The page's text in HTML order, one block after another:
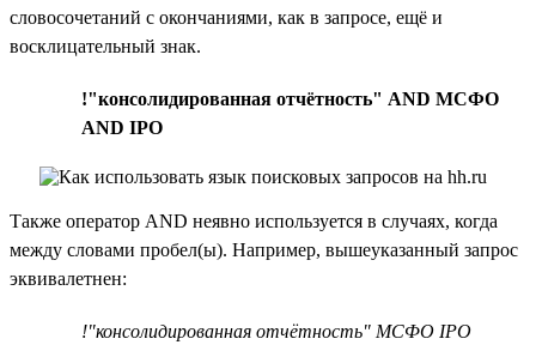
словосочетаний с окончаниями, как в запросе, ещё и
восклицательный знак.
!"консолидированная отчётность" AND МСФО
AND IPO
Также оператор AND неявно используется в случаях, когда
между словами пробел(ы). Например, вышеуказанный запрос
эквивалетнен:
!"консолидированная отчётность" МСФО IPO